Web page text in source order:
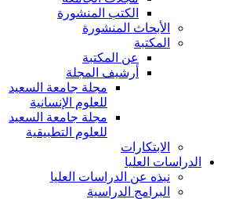
الكتب المنشورة
الأبحاث المنشورة
المكتبة
عن المكتبة
أرشيف المجلة
مجلة جامعة السعيد
للعلوم الإنسانية
مجلة جامعة السعيد
للعلوم التطبيقية
الابتكارات
الدراسات العليا
نبذه عن الدراسات العليا
البرامج الدراسية